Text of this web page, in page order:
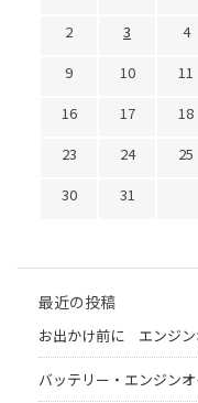
2
3 4
9
10 11
16
17 18
23
24 25
30
31
最近の投稿
お出かけ前に エンジ
バッテリー・エンジン